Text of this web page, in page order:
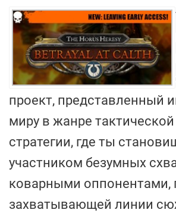
проект, представленный
миру в жанре
стратегии, где ты
участником безумных
коварными оппонентами,
захватывающей линии